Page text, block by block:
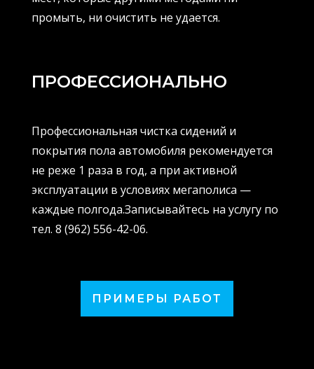
промыть, ни очистить не удается.
ПРОФЕССИОНАЛЬНО
Профессиональная чистка сидений и
покрытия пола автомобиля рекомендуется
не реже 1 раза в год, а при активной
эксплуатации в условиях мегаполиса —
каждые полгода.Записывайтесь на услугу по
тел. 8 (962) 556-42-06.
ПРИМЕРЫ РАБОТ